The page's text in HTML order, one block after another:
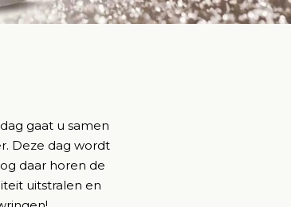
gaat u samen
Deze dag wordt
daar horen de
uitstralen en